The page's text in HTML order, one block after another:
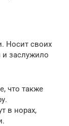
Носит своих
заслужило
что также
в норах,